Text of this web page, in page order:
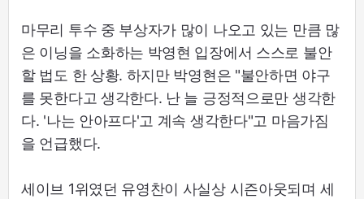
마무리 투수 중 부상자가 많이 나오고 있는 만큼 많
은 이닝을 소화하는 박영현 입장에서 스스로 불안
할 법도 한 상황. 하지만 박영현은 "불안하면 야구
를 못한다고 생각한다. 난 늘 긍정적으로만 생각한
다. '나는 안아프다'고 계속 생각한다"고 마음가짐
을 언급했다.
세이브 1위였던 유영찬이 사실상 시즌아웃되며 세